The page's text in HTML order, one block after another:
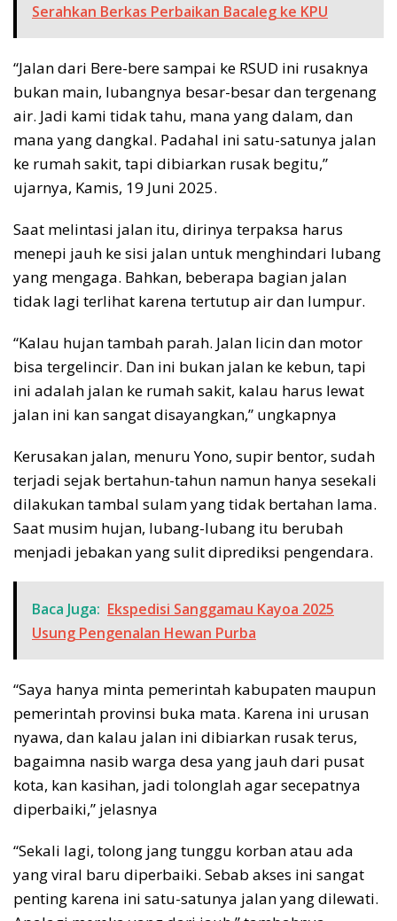
Serahkan Berkas Perbaikan Bacaleg ke KPU
“Jalan dari Bere-bere sampai ke RSUD ini rusaknya
bukan main, lubangnya besar-besar dan tergenang
air. Jadi kami tidak tahu, mana yang dalam, dan
mana yang dangkal. Padahal ini satu-satunya jalan
ke rumah sakit, tapi dibiarkan rusak begitu,”
ujarnya, Kamis, 19 Juni 2025.
Saat melintasi jalan itu, dirinya terpaksa harus
menepi jauh ke sisi jalan untuk menghindari lubang
yang mengaga. Bahkan, beberapa bagian jalan
tidak lagi terlihat karena tertutup air dan lumpur.
“Kalau hujan tambah parah. Jalan licin dan motor
bisa tergelincir. Dan ini bukan jalan ke kebun, tapi
ini adalah jalan ke rumah sakit, kalau harus lewat
jalan ini kan sangat disayangkan,” ungkapnya
Kerusakan jalan, menuru Yono, supir bentor, sudah
terjadi sejak bertahun-tahun namun hanya sesekali
dilakukan tambal sulam yang tidak bertahan lama.
Saat musim hujan, lubang-lubang itu berubah
menjadi jebakan yang sulit diprediksi pengendara.
Baca Juga: Ekspedisi Sanggamau Kayoa 2025
Usung Pengenalan Hewan Purba
“Saya hanya minta pemerintah kabupaten maupun
pemerintah provinsi buka mata. Karena ini urusan
nyawa, dan kalau jalan ini dibiarkan rusak terus,
bagaimna nasib warga desa yang jauh dari pusat
kota, kan kasihan, jadi tolonglah agar secepatnya
diperbaiki,” jelasnya
“Sekali lagi, tolong jang tunggu korban atau ada
yang viral baru diperbaiki. Sebab akses ini sangat
penting karena ini satu-satunya jalan yang dilewati.